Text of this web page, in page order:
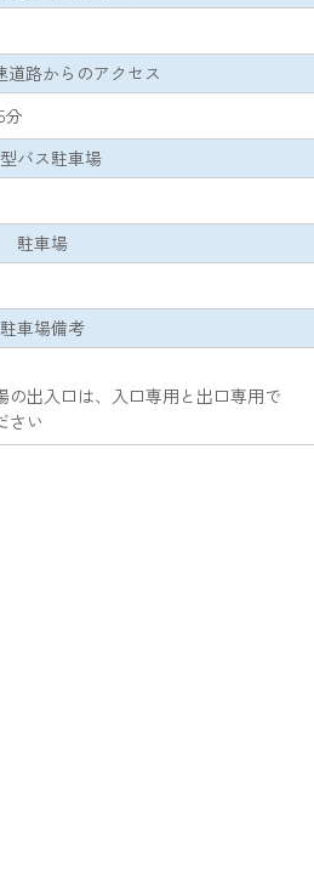
道路からのアクセス
分
バス駐車場
駐車場
駐車場備考
の出入口は、入口専用と出口専用で
さい